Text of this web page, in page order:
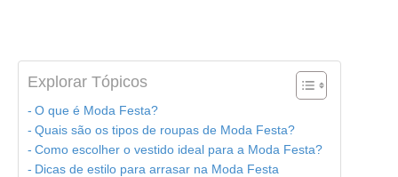
Explorar Tópicos
O que é Moda Festa?
Quais são os tipos de roupas de Moda Festa?
Como escolher o vestido ideal para a Moda Festa?
Dicas de estilo para arrasar na Moda Festa